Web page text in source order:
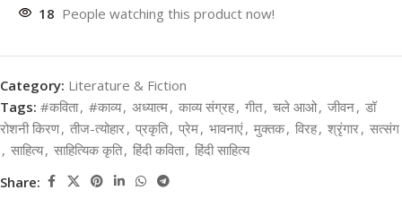
18 People watching this product now!
Category: Literature & Fiction
Tags: #कविता, #काव्य, अध्यात्म, काव्य संग्रह, गीत, चले आओ, जीवन, डॉ
रोशनी किरण, तीज-त्योहार, प्रकृति, प्रेम, भावनाएं, मुक्तक, विरह, श्रृंगार, सत्संग
, साहित्य, साहित्यिक कृति, हिंदी कविता, हिंदी साहित्य
Share: